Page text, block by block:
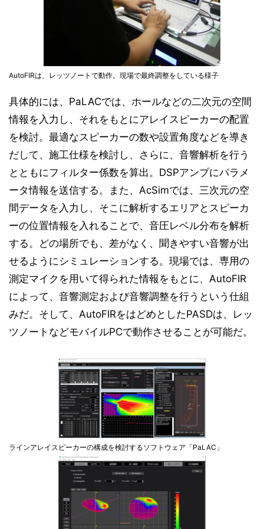
AutoFIRは、レッツノートで動作。現場で最終調整をしている様子
具体的には、PaLACでは、ホールなどの二次元の空間
情報を入力し、それをもとにアレイスピーカーの配置
を検討。最適なスピーカーの数や設置角度などを導き
だして、施工仕様を検討し、さらに、音響解析を行う
とともにフィルター係数を算出。DSPアンプにパラメ
ータ情報を送信する。また、AcSimでは、三次元の空
間データを入力し、そこに解析するエリアとスピーカ
ーの位置情報を入れることで、音圧レベル分布を解析
する。どの場所でも、差がなく、聞きやすい音響が出
せるようにシミュレーションする。現場では、専用の
測定マイクを用いて得られた情報をもとに、AutoFIR
によって、音響測定および音響調整を行うという仕組
みだ。そして、AutoFIRをはどめとしたPASDは、レッ
ツノートなどモバイルPCで動作させることが可能だ。
ラインアレイスピーカーの構成を検討するソフトウェア「PaLAC」